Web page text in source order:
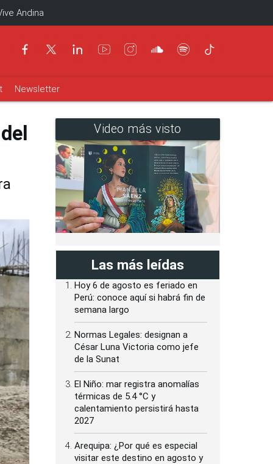
Andina
Newsletter
Video más visto
Las más leídas
Hoy 6 de agosto es feriado en
Perú: conoce aquí si habrá fin de
semana largo
Normas Legales: designan a
César Luna Victoria como jefe
de la Sunat
El Niño: mar registra anomalías
térmicas de 5.4 °C y
calentamiento persistirá hasta
2027
Arequipa: ¿Por qué es especial
visitar este destino en agosto y